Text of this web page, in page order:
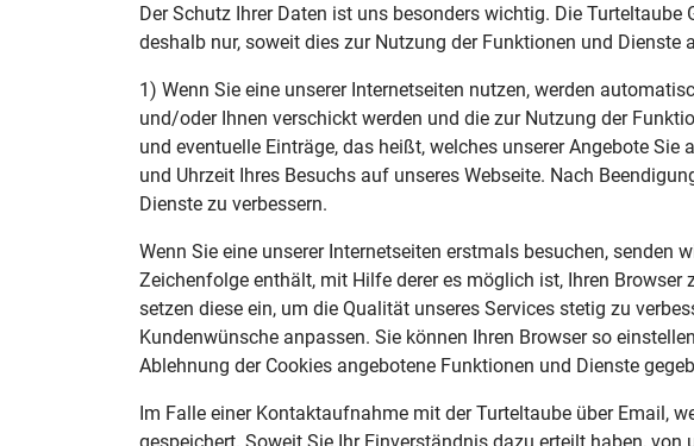
Der Schutz Ihrer Daten ist uns besonders wichtig. Die
deshalb nur, soweit dies zur Nutzung der Funktionen und Dienste
1) Wenn Sie eine unserer Internetseiten nutzen, werden
und/oder Ihnen verschickt werden und die zur Nutzung der
und eventuelle Einträge, das heißt, welches unserer Angebote
und Uhrzeit Ihres Besuchs auf unseres Webseite. Nach
Dienste zu verbessern.
Wenn Sie eine unserer Internetseiten erstmals besuchen, senden
Zeichenfolge enthält, mit Hilfe derer es möglich ist, Ihren
setzen diese ein, um die Qualität unseres Services stetig zu
Kundenwünsche anpassen. Sie können Ihren Browser so
Ablehnung der Cookies angebotene Funktionen und Dienste
Im Falle einer Kontaktaufnahme mit der Turteltaube über Email,